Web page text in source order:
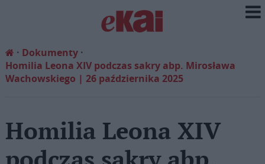
Dokumenty
Homilia Leona XIV podczas sakry abp. Mirosława
Wachowskiego | 26 października 2025
Homilia Leona XIV